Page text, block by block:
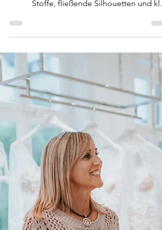
Styles für deine
Stoffe, fließende Silhouetten und
Linien stehen für eine zeitlose,
Eleganz. Statt auf filigranen Details liegt
Fokus liegt bewusst auf Schnitt,
und Ausstrahlung. So entsteht
selbstbewusster Look, der die
der Braut in den Mittelpunkt